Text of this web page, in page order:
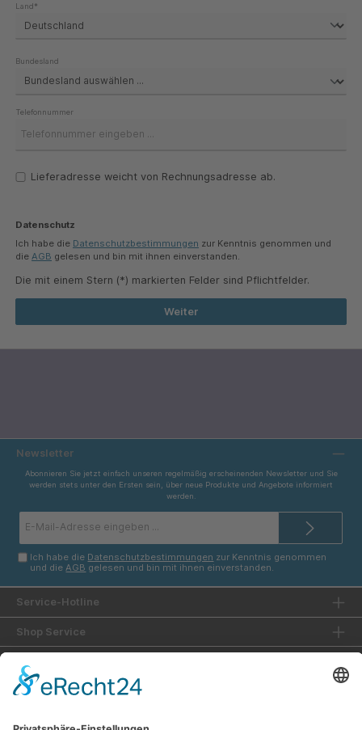
Land*
Bundesland
Telefonnummer
Lieferadresse weicht von Rechnungsadresse ab.
Datenschutz
Ich habe die Datenschutzbestimmungen zur Kenntnis genommen und
die AGB gelesen und bin mit ihnen einverstanden.
Die mit einem Stern (*) markierten Felder sind Pflichtfelder.
Weiter
Newsletter
Abonnieren Sie jetzt einfach unseren regelmäßig erscheinenden Newsletter und Sie
werden stets unter den Ersten sein, über neue Produkte und Angebote informiert
werden.
Mail-
Ich habe die Datenschutzbestimmungen zur Kenntnis genommen
und die AGB gelesen und bin mit ihnen einverstanden.
Service-Hotline
Shop Service
Unsere Vorteile